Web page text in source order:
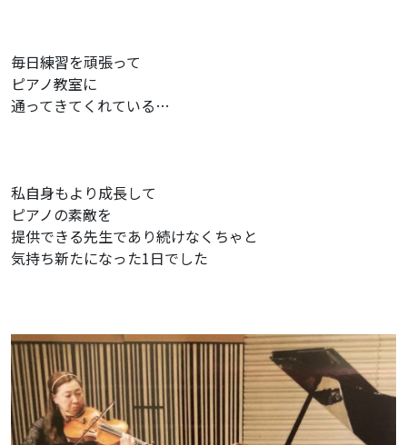
毎日練習を頑張って
ピアノ教室に
通ってきてくれている…
私自身もより成長して
ピアノの素敵を
提供できる先生であり続けなくちゃと
気持ち新たになった1日でした